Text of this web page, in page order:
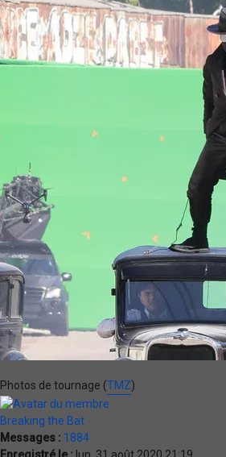
Photos de tournage (TMZ)
Breaking the Bat
Messages : 1884
Enregistré le : lun. 31 août 2020 21:19